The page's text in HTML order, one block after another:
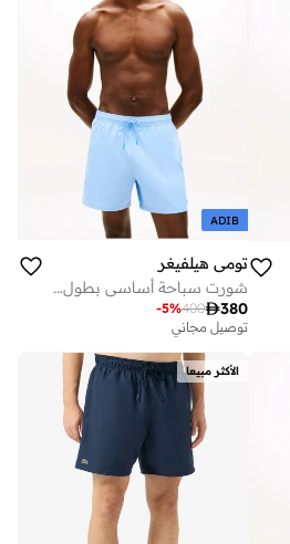
ADIB
تومي هيلفيغر
شورت سباحة أساسي بطول متوسط بنقش العلم
380
400
-5%
توصيل مجاني
الأكثر مبيعا